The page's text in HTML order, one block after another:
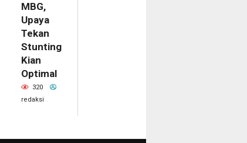
MBG,
Upaya
Tekan
Stunting
Kian
Optimal
320
redaksi